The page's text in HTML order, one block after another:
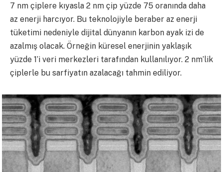
7 nm çiplere kıyasla 2 nm çip yüzde 75 oranında daha
az enerji harcıyor. Bu teknolojiyle beraber az enerji
tüketimi nedeniyle dijital dünyanın karbon ayak izi de
azalmış olacak. Örneğin küresel enerjinin yaklaşık
yüzde 1’i veri merkezleri tarafından kullanılıyor. 2 nm’lik
çiplerle bu sarfiyatın azalacağı tahmin ediliyor.